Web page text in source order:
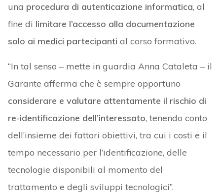
una procedura di autenticazione informatica, al
fine di limitare l’accesso alla documentazione
solo ai medici partecipanti al corso formativo.
“In tal senso – mette in guardia Anna Cataleta – il
Garante afferma che è sempre opportuno
considerare e valutare attentamente il rischio di
re-identificazione dell’interessato, tenendo conto
dell’insieme dei fattori obiettivi, tra cui i costi e il
tempo necessario per l’identificazione, delle
tecnologie disponibili al momento del
trattamento e degli sviluppi tecnologici”.